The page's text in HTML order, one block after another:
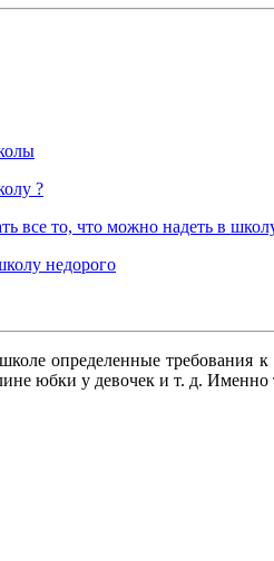
?
все то, что можно надеть в
недорого
школе определенные
юбки у девочек и т. д.